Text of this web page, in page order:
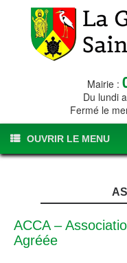
Mairie :
Du lundi
Fermé le
OUVRIR LE MENU
ACCA –
Agréée